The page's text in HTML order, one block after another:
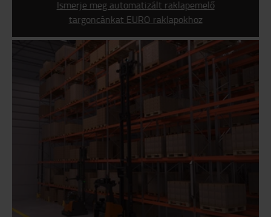
Ismerje meg automatizált raklapemelő
targoncánkat EURO raklapokhoz